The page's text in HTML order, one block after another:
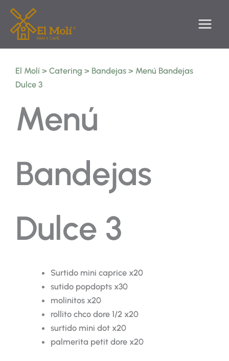
contenido
El Molí > Catering > Bandejas > Menú Bandejas
Dulce 3
Menú
Bandejas
Dulce 3
Surtido mini caprice x20
sutido popdopts x30
molinitos x20
rollito chco dore 1/2 x20
surtido mini dot x20
palmerita petit dore x20